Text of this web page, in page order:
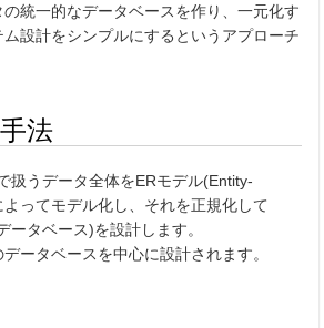
統一的なデータベースを作り、一元化す
設計をシンプルにするというアプローチ
法
扱うデータ全体をERモデル(Entity-
よってモデル化し、それを正規化して
ータベース)を設計します。
ータベースを中心に設計されます。